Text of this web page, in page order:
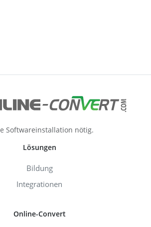
Softwareinstallation nötig.
Lösungen
Bildung
Integrationen
Online-Convert